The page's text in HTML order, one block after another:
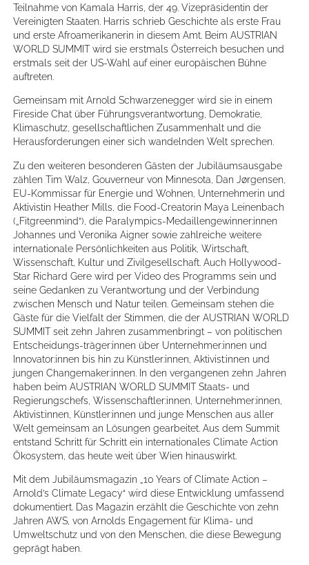
Teilnahme von Kamala Harris, der 49. Vizepräsidentin der
Vereinigten Staaten. Harris schrieb Geschichte als erste Frau
und erste Afroamerikanerin in diesem Amt. Beim AUSTRIAN
WORLD SUMMIT wird sie erstmals Österreich besuchen und
erstmals seit der US-Wahl auf einer europäischen Bühne
auftreten.
Gemeinsam mit Arnold Schwarzenegger wird sie in einem
Fireside Chat über Führungsverantwortung, Demokratie,
Klimaschutz, gesellschaftlichen Zusammenhalt und die
Herausforderungen einer sich wandelnden Welt sprechen.
Zu den weiteren besonderen Gästen der Jubiläumsausgabe
zählen Tim Walz, Gouverneur von Minnesota, Dan Jørgensen,
EU-Kommissar für Energie und Wohnen, Unternehmerin und
Aktivistin Heather Mills, die Food-Creatorin Maya Leinenbach
(„Fitgreenmind“), die Paralympics-Medaillengewinner:innen
Johannes und Veronika Aigner sowie zahlreiche weitere
internationale Persönlichkeiten aus Politik, Wirtschaft,
Wissenschaft, Kultur und Zivilgesellschaft. Auch Hollywood-
Star Richard Gere wird per Video des Programms sein und
seine Gedanken zu Verantwortung und der Verbindung
zwischen Mensch und Natur teilen. Gemeinsam stehen die
Gäste für die Vielfalt der Stimmen, die der AUSTRIAN WORLD
SUMMIT seit zehn Jahren zusammenbringt – von politischen
Entscheidungs-träger:innen über Unternehmer:innen und
Innovator:innen bis hin zu Künstler:innen, Aktivist:innen und
jungen Changemaker:innen. In den vergangenen zehn Jahren
haben beim AUSTRIAN WORLD SUMMIT Staats- und
Regierungschefs, Wissenschaftler:innen, Unternehmer:innen,
Aktivist:innen, Künstler:innen und junge Menschen aus aller
Welt gemeinsam an Lösungen gearbeitet. Aus dem Summit
entstand Schritt für Schritt ein internationales Climate Action
Ökosystem, das heute weit über Wien hinauswirkt.
Mit dem Jubiläumsmagazin „10 Years of Climate Action –
Arnold’s Climate Legacy“ wird diese Entwicklung umfassend
dokumentiert. Das Magazin erzählt die Geschichte von zehn
Jahren AWS, von Arnolds Engagement für Klima- und
Umweltschutz und von den Menschen, die diese Bewegung
geprägt haben.